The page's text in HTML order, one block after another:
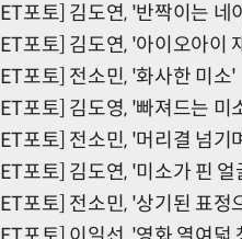
[ET포토] 김도연, '반짝이는 네
[ET포토] 김도연, '아이오아이
[ET포토] 전소민, '화사한 미소'
[ET포토] 김도영, '빠져드는 미
[ET포토] 전소민, '머리결 넘기
[ET포토] 김도연, '미소가 핀 얼
[ET포토] 전소민, '상기된 표정